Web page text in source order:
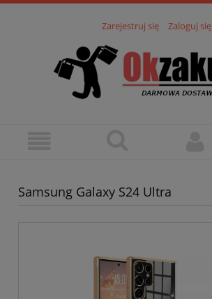
Zarejestruj się Zaloguj się
Samsung Galaxy S24 Ultra